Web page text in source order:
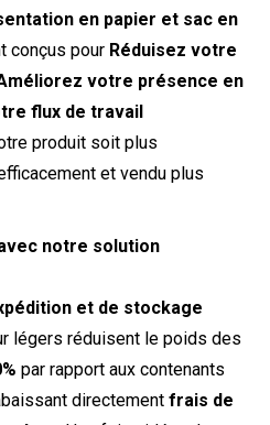
en papier et sac en
conçus pour Réduisez votre
votre présence en
flux de travail
produit soit plus
et vendu plus
notre solution
et de stockage
légers réduisent le poids des
par rapport aux contenants
directement frais de